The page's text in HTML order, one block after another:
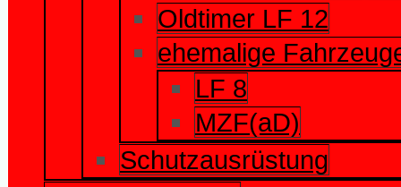
Oldtimer LF 12
ehemalige
LF 8
MZF(aD)
Schutzausrüstung